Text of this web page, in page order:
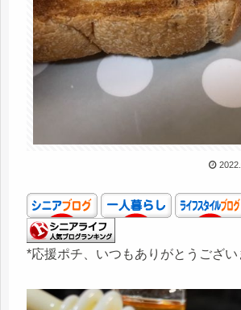
*応援ポチ、いつもありがとうござい